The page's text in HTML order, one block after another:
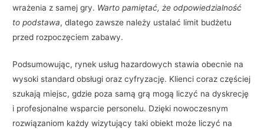
wrażenia z samej gry. Warto pamiętać, że odpowiedzialność
to podstawa, dlatego zawsze należy ustalać limit budżetu
przed rozpoczęciem zabawy.
Podsumowując, rynek usług hazardowych stawia obecnie na
wysoki standard obsługi oraz cyfryzację. Klienci coraz częściej
szukają miejsc, gdzie poza samą grą mogą liczyć na dyskrecję
i profesjonalne wsparcie personelu. Dzięki nowoczesnym
rozwiązaniom każdy wizytujący taki obiekt może liczyć na